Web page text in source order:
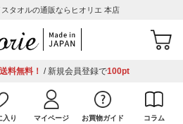
タオルの通販ならヒオリエ 本店
送料無料！ / 新規会員登録で100pt
入り マイページ お買物ガイド コラム